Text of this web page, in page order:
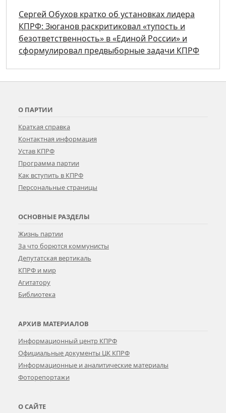
Сергей Обухов кратко об установках лидера
КПРФ: Зюганов раскритиковал «тупость и
безответственность» в «Единой России» и
сформулировал предвыборные задачи КПРФ
О ПАРТИИ
Краткая справка
Контактная информация
Устав КПРФ
Программа партии
Как вступить в КПРФ
Персональные страницы
ОСНОВНЫЕ РАЗДЕЛЫ
Жизнь партии
За что борются коммунисты
Депутатская вертикаль
КПРФ и мир
Агитатору
Библиотека
АРХИВ МАТЕРИАЛОВ
Информационный центр КПРФ
Официальные документы ЦК КПРФ
Информационные и аналитические материалы
Фоторепортажи
О САЙТЕ